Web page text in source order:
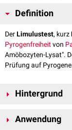
Definition
DerLimulustest, kurz
Pyrogenfreiheitvon
Amöbozyten-Lysat".
Prüfung auf
Hintergrund
Stäbchenbakterien
Anwendung